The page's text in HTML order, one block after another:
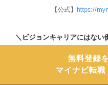
【公式】 https://
＼ビジョンキャリアにはない
無料登録
マイナビ転